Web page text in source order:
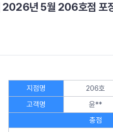
년 5월 206호점 포
지점명
206호
고객명
윤**
총점